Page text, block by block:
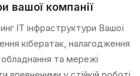
вашої компанії
ІТ інфраструктури Вашої
кібератак, налагодження
та мережі